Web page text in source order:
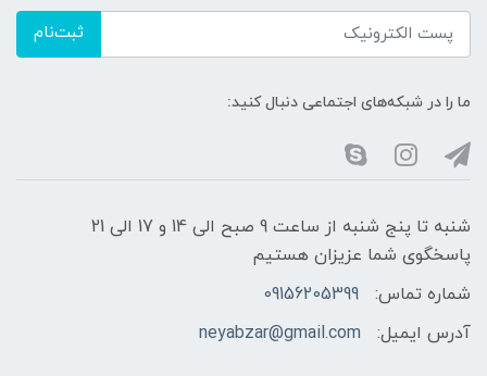
ثبت‌نام
ما را در شبکه‌های اجتماعی دنبال کنید:
شنبه تا پنج شنبه از ساعت 9 صبح الی 14 و 17 الی 21
پاسخگوی شما عزیزان هستیم
شماره تماس:
09156205399
آدرس ایمیل:
neyabzar@gmail.com